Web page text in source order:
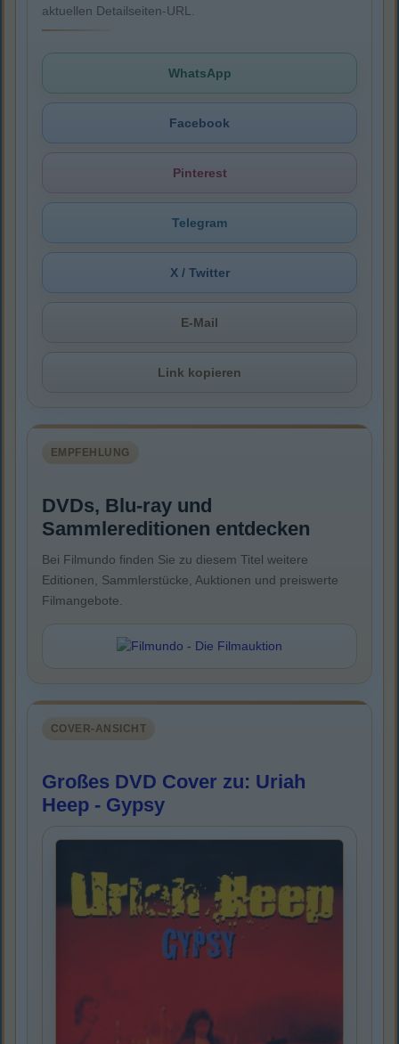
aktuellen Detailseiten-URL.
WhatsApp
Facebook
Pinterest
Telegram
X / Twitter
E-Mail
Link kopieren
EMPFEHLUNG
DVDs, Blu-ray und
Sammlereditionen entdecken
Bei Filmundo finden Sie zu diesem Titel weitere
Editionen, Sammlerstücke, Auktionen und preiswerte
Filmangebote.
COVER-ANSICHT
Großes DVD Cover zu: Uriah
Heep - Gypsy